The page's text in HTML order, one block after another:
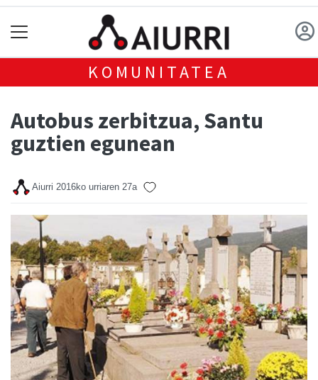
KOMUNITATEA
Autobus zerbitzua, Santu
guztien egunean
Aiurri 2016ko urriaren 27a